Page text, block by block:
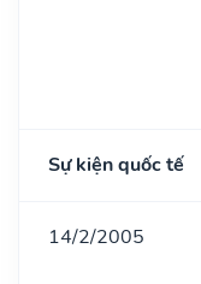
Sự kiện quốc tế
14/2/2005